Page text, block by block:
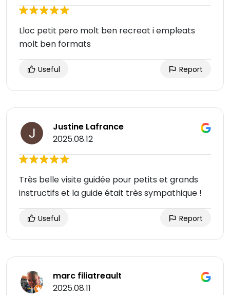
Lloc petit pero molt ben recreat i empleats
molt ben formats
Useful Report
Justine Lafrance
2025.08.12
Très belle visite guidée pour petits et grands
instructifs et la guide était très sympathique !
Useful Report
marc filiatreault
2025.08.11